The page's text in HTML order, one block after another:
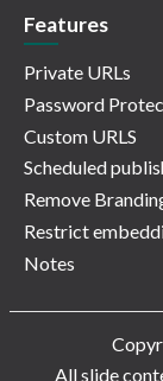
Features
Private URLs
Password
Custom URLS
Scheduled
Remove
Restrict
Notes
All slide